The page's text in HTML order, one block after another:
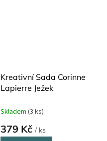
Kreativní Sada Corinne
Lapierre Ježek
Skladem (3 ks)
379 Kč / ks